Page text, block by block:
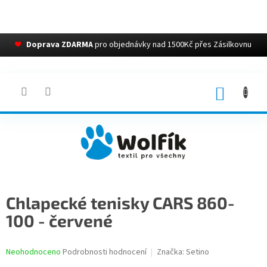
❤ Doprava ZDARMApro objednávky nad 1500Kč přes Zásilkovnu
Chlapecké tenisky CARS 860-
100 - červené
Průměrné
Neohodnoceno Podrobnosti hodnocení Značka: Setino